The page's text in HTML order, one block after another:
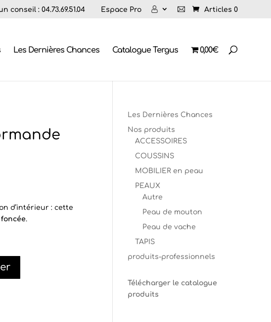
conseil : 04.73.69.51.04 Espace Pro Articles 0
Les Dernières Chances Catalogue Tergus 0,00€
d’intérieur : cette
.
Les Dernières Chances
Nos produits
ACCESSOIRES
COUSSINS
MOBILIER en peau
PEAUX
Autre
Peau de mouton
Peau de vache
TAPIS
produits-professionnels
Télécharger le catalogue
produits